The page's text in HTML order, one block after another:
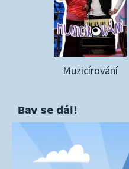
Muzicírování
Bav se dál!